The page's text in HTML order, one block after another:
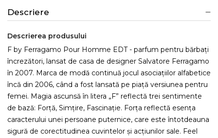
Descriere
Descrierea produsului
F by Ferragamo Pour Homme EDT - parfum pentru bărbați
încrezători, lansat de casa de designer Salvatore Ferragamo
în 2007. Marca de modă continuă jocul asociațiilor alfabetice
încă din 2006, când a fost lansată pe piață versiunea pentru
femei. Magia ascunsă în litera „F” reflectă trei sentimente
de bază: Forță, Simțire, Fascinație. Forța reflectă esența
caracterului unei persoane puternice, care este întotdeauna
sigură de corectitudinea cuvintelor și acțiunilor sale. Feel